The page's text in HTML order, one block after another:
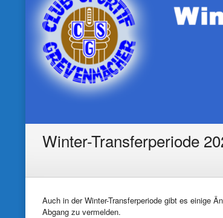
Winter-Transferperiode
Auch in der Winter-Transferperiode gibt es einige
Abgang zu vermelden.